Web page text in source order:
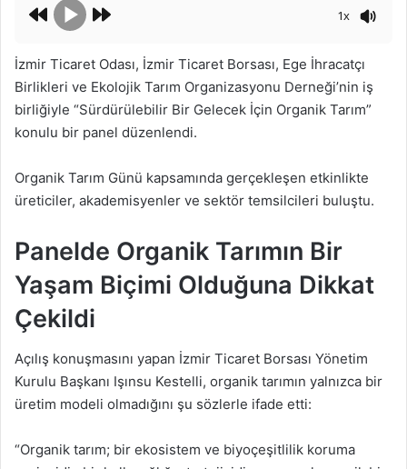
1x
İzmir Ticaret Odası, İzmir Ticaret Borsası, Ege İhracatçı
Birlikleri ve Ekolojik Tarım Organizasyonu Derneği’nin iş
birliğiyle “Sürdürülebilir Bir Gelecek İçin Organik Tarım”
konulu bir panel düzenlendi.
Organik Tarım Günü kapsamında gerçekleşen etkinlikte
üreticiler, akademisyenler ve sektör temsilcileri buluştu.
Panelde Organik Tarımın Bir
Yaşam Biçimi Olduğuna Dikkat
Çekildi
Açılış konuşmasını yapan İzmir Ticaret Borsası Yönetim
Kurulu Başkanı Işınsu Kestelli, organik tarımın yalnızca bir
üretim modeli olmadığını şu sözlerle ifade etti:
“Organik tarım; bir ekosistem ve biyoçeşitlilik koruma